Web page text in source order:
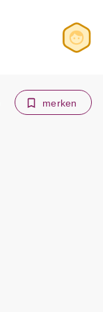
Registrieren
merken